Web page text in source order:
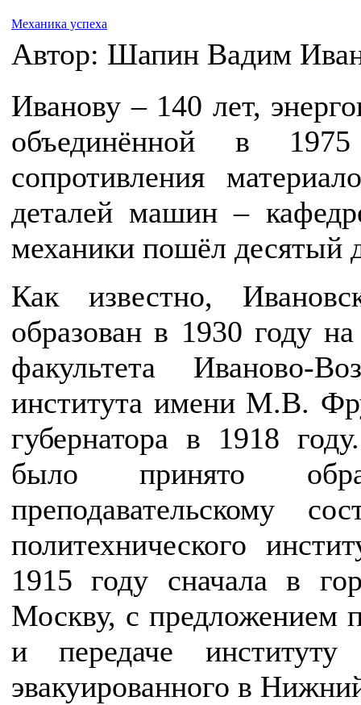
Механика успеха
Автор: Шапин Вадим
Иванову – 140 лет,
объединённой в
сопротивления
деталей машин –
механики пошёл десятый
Как известно,
образован в 1930 году
факультета Иваново-
института имени М.В.
губернатора в 1918
было принято
преподавательскому
политехнического
1915 году сначала в
Москву, с предложением
и передаче
эвакуированного в